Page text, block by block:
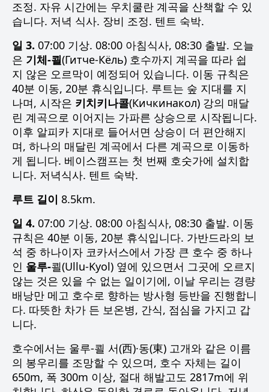
조정. 자유 시간에는 우치쿨란 계곡을 산책할 수 있
습니다. 저녁 식사. 장비 조정. 텐트 숙박.
일 3. 07:00 기상. 08:00 아침식사, 08:30 출발. 오늘
은 기체-쾰(Гитче-Кёль) 호수까지 계곡을 따라 쉽
지 않은 오르막이 예정되어 있습니다. 이동 규칙은
40분 이동, 20분 휴식입니다. 루트는 숲 지대를 지
나며, 시작은 키치키나콜(Кичкинакол) 강의 매달
린 계곡으로 이어지는 가파른 상승으로 시작됩니다.
이후 알피카 지대로 들어서면 상승이 더 편안해지
며, 하나의 매달린 계곡에서 다른 계곡으로 이동하
게 됩니다. 베이스캠프는 첫 번째 호숫가에 설치합
니다. 저녁식사. 텐트 숙박.
루트 길이 8.5km.
일 4. 07:00 기상. 08:00 아침식사, 08:30 출발. 이동
규칙은 40분 이동, 20분 휴식입니다. 가반드라의 보
석 중 하나이자 코카서스에서 가장 큰 호수 중 하나
인 울루-쾰(Ullu-Kyol) 옆에 있으면서 그곳에 오르지
않는 것은 있을 수 없는 일이기에, 이날 우리는 경량
배낭만 메고 호수로 향하는 방사형 등반을 진행합니
다. 따뜻한 차가 든 보온병, 간식, 점심을 가지고 갑
니다.
호수에서는 울루-쾰 서(西)·동(東) 고개와 같은 이름
의 봉우리를 조망할 수 있으며, 호수 자체는 길이
650m, 폭 300m 이상, 절대 해발고도 2817m에 위